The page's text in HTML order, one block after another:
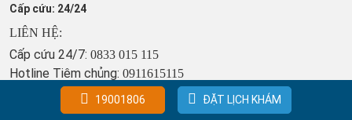
19001806 ĐẶT LỊCH KHÁM
Cấp cứu: 24/24
LIÊN HỆ:
Cấp cứu 24/7: 0833 015 115
Hotline Tiêm chủng: 0911615115
Hotline Khoa Sản:0969 804 966
Đặt lịch khám:1900 1806